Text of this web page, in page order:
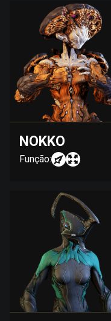
NOKKO
Função: